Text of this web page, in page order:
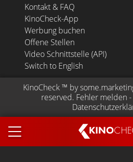
KINO
Kontakt & FAQ
KinoCheck-App
Werbung buchen
Offene Stellen
Video Schnittstelle (API)
Switch to English
KinoCheck ™ by
reserved. Fehler melden -